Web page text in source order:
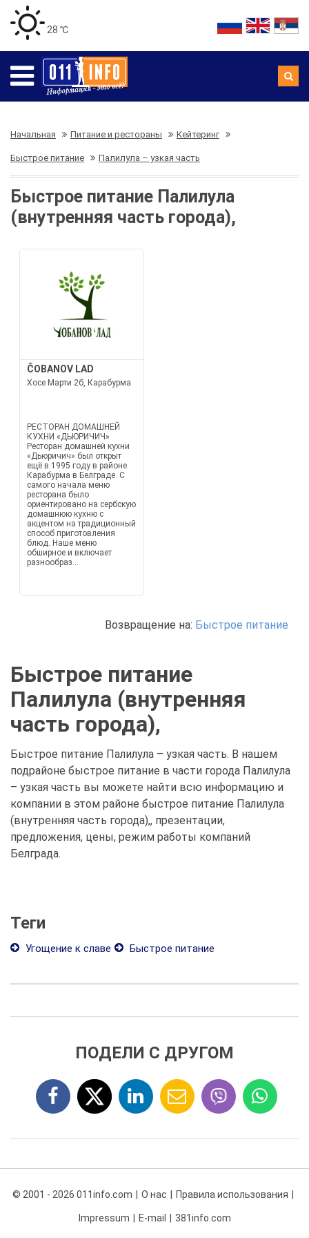
28 ℃
Начальная Питание и рестораны Кейтеринг
Быстрое питание Палилула – узкая часть
Быстрое питание Палилула
(внутренняя часть города),
ČOBANOV LAD
Хосе Марти 2б, Карабурма
РЕСТОРАН ДОМАШНЕЙ
КУХНИ «ДЬЮРИЧИЧ»
Ресторан домашней кухни
«Дьюричич» был открыт
ещё в 1995 году в районе
Карабурма в Белграде. С
самого начала меню
ресторана было
ориентировано на сербскую
домашнюю кухню с
акцентом на традиционный
способ приготовления
блюд. Наше меню
обширное и включает
разнообраз...
Возвращение на: Быстрое питание
Быстрое питание
Палилула (внутренняя
часть города),
Быстрое питание Палилула – узкая часть. В нашем
подрайоне быстрое питание в части города Палилула
– узкая часть вы можете найти всю информацию и
компании в этом районе быстрое питание Палилула
(внутренняя часть города),, презентации,
предложения, цены, режим работы компаний
Белграда.
Теги
Угощение к славе Быстрое питание
ПОДЕЛИ С ДРУГОМ
© 2001 - 2026 011info.com О нас Правила использования
Impressum E-mail 381info.com